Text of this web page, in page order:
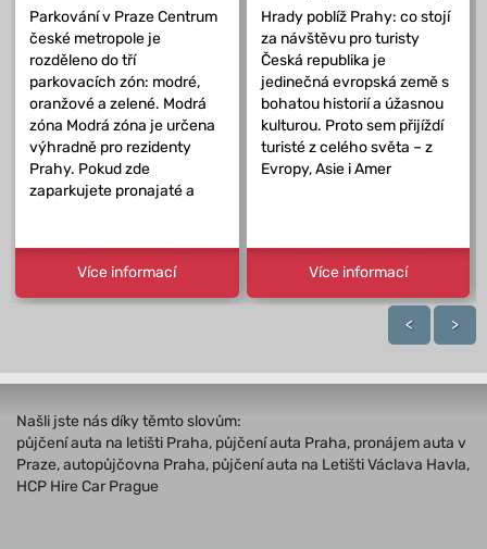
Parkování v Praze Centrum
české metropole je
rozděleno do tří
parkovacích zón: modré,
oranžové a zelené. Modrá
zóna Modrá zóna je určena
výhradně pro rezidenty
Prahy. Pokud zde
zaparkujete pronajaté a
Více informací
Hrady poblíž Prahy: co stojí
za návštěvu pro turisty
Česká republika je
jedinečná evropská země s
bohatou historií a úžasnou
kulturou. Proto sem přijíždí
turisté z celého světa – z
Evropy, Asie i Amer
Více informací
< >
Našli jste nás díky těmto slovům:
půjčení auta na letišti Praha, půjčení auta Praha, pronájem auta v
Praze, autopůjčovna Praha, půjčení auta na Letišti Václava Havla,
HCP Hire Car Prague